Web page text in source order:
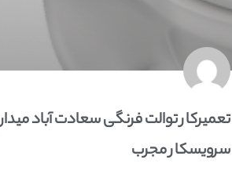
تعمیرکار توالت فرنگی سعادت آباد
سرویسکار مجرب